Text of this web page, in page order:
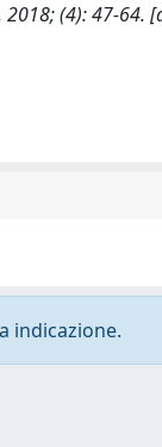
2018; (4): 47-
indicazione.